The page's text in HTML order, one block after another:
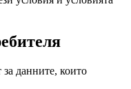
данните, които